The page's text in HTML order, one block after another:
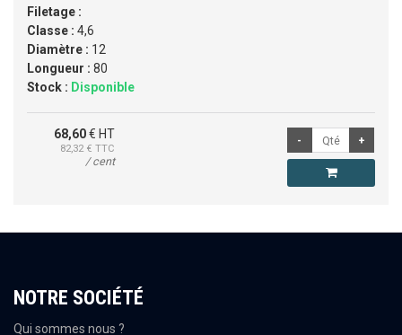
Filetage :
Classe : 4,6
Diamètre : 12
Longueur : 80
Stock : Disponible
68,60€ HT
82,32 € TTC
/ cent
NOTRE SOCIÉTÉ
Qui sommes nous ?